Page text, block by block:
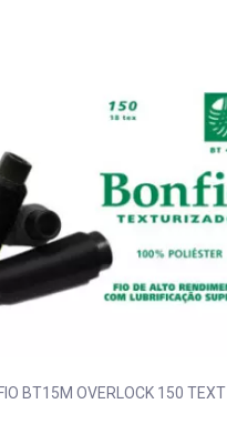
BT15M OVERLOCK 150 TEXT